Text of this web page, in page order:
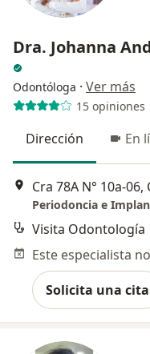
Dra. Johanna
Odontóloga · Ver más
15 opiniones
Dirección En
Cra 78A N° 10a-06,
Periodoncia e
Visita Odontología
Solicita una cita